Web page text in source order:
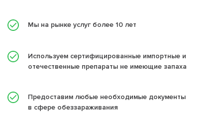
Мы на рынке услуг более 10 лет
Используем сертифицированные импортные и
отечественные препараты не имеющие запаха
Предоставим любые необходимые документы
в сфере обеззараживания